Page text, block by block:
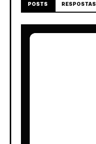
POSTS RESPOSTAS